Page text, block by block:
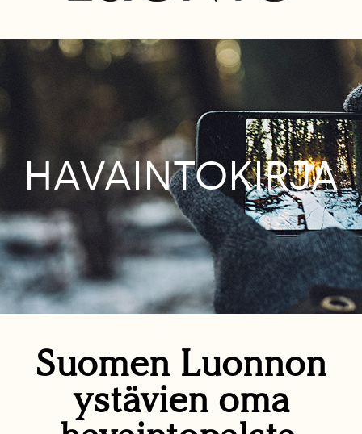
HAVAINTOKIRJA
Suomen Luonnon
ystävien oma